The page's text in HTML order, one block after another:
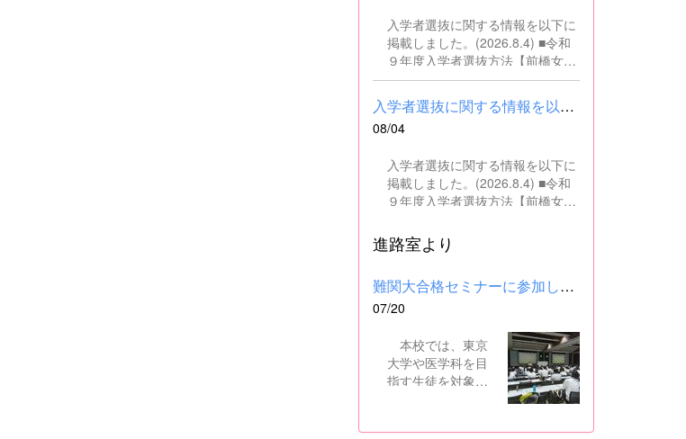
入学者選抜に関する情報を以下に
掲載しました。(2026.8.4) ■令和
９年度入学者選抜方法【前橋女子
高校】pdf はこちら ■群馬県教育
委員会webサイト 高校入試に関
するページはこちら
入学者選抜に関する情報を以下に掲載しました。(2026.8.4) ■令和...
08/04
入学者選抜に関する情報を以下に
掲載しました。(2026.8.4) ■令和
９年度入学者選抜方法【前橋女子
委員会webサイト 高校入試に関
するページはこちら
進路室より
難関大合格セミナーに参加しました
07/20
本校では、東京
大学や医学科を目
指す生徒を対象
格セミナーを行っ